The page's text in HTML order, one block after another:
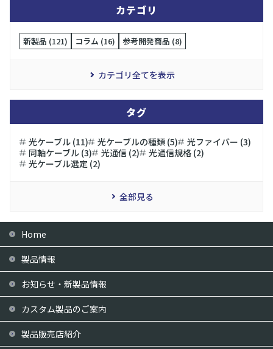
カテゴリ
新製品 (121) コラム (16) 参考開発商品 (8)
カテゴリ全てを表示
タグ
光ケーブル (11) 光ケーブルの種類 (5)
光ファイバー (3)
同軸ケーブル (3)
光通信 (2)
光通信規格 (2)
光ケーブル選定 (2)
全部見る
Home
製品情報
お知らせ・新製品情報
カスタム製品のご案内
製品販売店紹介